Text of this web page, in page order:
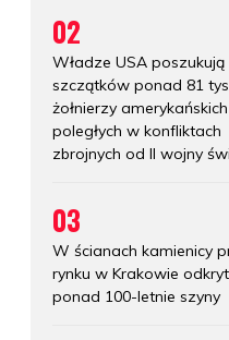
02
Władze USA poszukują
szczątków ponad 81 tys.
żołnierzy amerykańskich
poległych w konfliktach
zbrojnych od II wojny
03
W ścianach kamienicy
rynku w Krakowie
ponad 100-letnie szyny